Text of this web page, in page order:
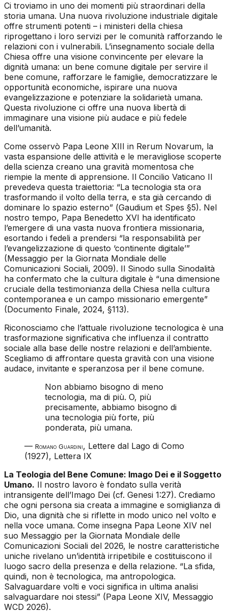
Ci troviamo in uno dei momenti più straordinari della
storia umana. Una nuova rivoluzione industriale digitale
offre strumenti potenti – i ministeri della chiesa
riprogettano i loro servizi per le comunità rafforzando le
relazioni con i vulnerabili. L’insegnamento sociale della
Chiesa offre una visione convincente per elevare la
dignità umana: un bene comune digitale per servire il
bene comune, rafforzare le famiglie, democratizzare le
opportunità economiche, ispirare una nuova
evangelizzazione e potenziare la solidarietà umana.
Questa rivoluzione ci offre una nuova libertà di
immaginare una visione più audace e più fedele
dell’umanità.
Come osservò Papa Leone XIII in Rerum Novarum, la
vasta espansione delle attività e le meravigliose scoperte
della scienza creano una gravità momentosa che
riempie la mente di apprensione. Il Concilio Vaticano II
prevedeva questa traiettoria: “La tecnologia sta ora
trasformando il volto della terra, e sta già cercando di
dominare lo spazio esterno” (Gaudium et Spes §5). Nel
nostro tempo, Papa Benedetto XVI ha identificato
l’emergere di una vasta nuova frontiera missionaria,
esortando i fedeli a prendersi “la responsabilità per
l’evangelizzazione di questo ‘continente digitale’”
(Messaggio per la Giornata Mondiale delle
Comunicazioni Sociali, 2009). Il Sinodo sulla Sinodalità
ha confermato che la cultura digitale è “una dimensione
cruciale della testimonianza della Chiesa nella cultura
contemporanea e un campo missionario emergente”
(Documento Finale, 2024, §113).
Riconosciamo che l’attuale rivoluzione tecnologica è una
trasformazione significativa che influenza il contratto
sociale alla base delle nostre relazioni e dell’ambiente.
Scegliamo di affrontare questa gravità con una visione
audace, invitante e speranzosa per il bene comune.
Non abbiamo bisogno di meno
tecnologia, ma di più. O, più
precisamente, abbiamo bisogno di
una tecnologia più forte, più
ponderata, più umana.
— Romano Guardini, Lettere dal Lago di Como
(1927), Lettera IX
La Teologia del Bene Comune: Imago Dei e il Soggetto
Umano. Il nostro lavoro è fondato sulla verità
intransigente dell’Imago Dei (cf. Genesi 1:27). Crediamo
che ogni persona sia creata a immagine e somiglianza di
Dio, una dignità che si riflette in modo unico nel volto e
nella voce umana. Come insegna Papa Leone XIV nel
suo Messaggio per la Giornata Mondiale delle
Comunicazioni Sociali del 2026, le nostre caratteristiche
uniche rivelano un’identità irripetibile e costituiscono il
luogo sacro della presenza e della relazione. “La sfida,
quindi, non è tecnologica, ma antropologica.
Salvaguardare volti e voci significa in ultima analisi
salvaguardare noi stessi” (Papa Leone XIV, Messaggio
WCD 2026).